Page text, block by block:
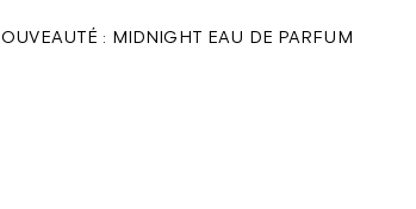
: MIDNIGHT EAU DE PARFUM